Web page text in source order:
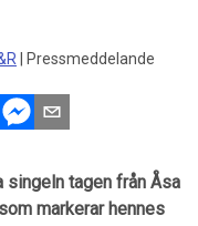
Pressmeddelande
singeln tagen från Åsa
markerar hennes